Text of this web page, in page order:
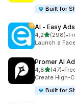
Built for
AI ‑ Easy
4,2z 5 hvězd
(298)
Celkový •
Launch a
Promer AI
4,8z 5 hvězd
(47)
Celkový počet
•
Create High-
Built for